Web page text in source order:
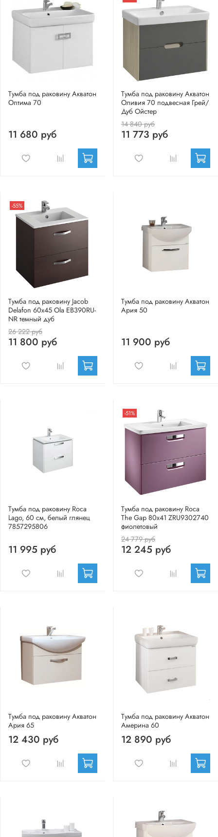
Тумба под раковину Акватон
Оптима 70
11 680 руб
Тумба под раковину Акватон
Оливия 70 подвесная Грей/
Дуб Ойстер
14 840 руб
11 773 руб
-55%
Тумба под раковину Jacob
Delafon 60x45 Ola EB390RU-
NR темный дуб
26 222 руб
11 800 руб
Тумба под раковину Акватон
Ария 50
11 900 руб
Тумба под раковину Roca
Lago, 60 см, белый глянец
7857295806
11 995 руб
-51%
Тумба под раковину Roca
The Gap 80x41 ZRU9302740
фиолетовый
24 779 руб
12 245 руб
Тумба под раковину Акватон
Ария 65
12 430 руб
Тумба под раковину Акватон
Америна 60
12 890 руб